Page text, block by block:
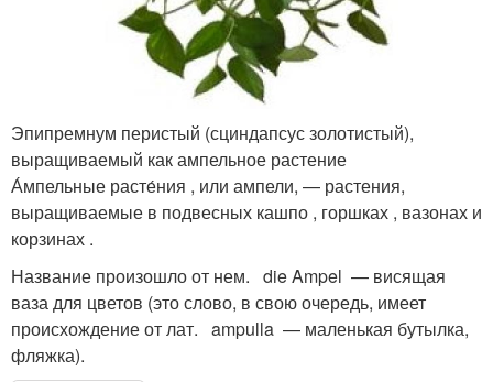
Эпипремнум перистый (сциндапсус золотистый),
выращиваемый как ампельное растение
А́мпельные расте́ния , или ампели, — растения,
выращиваемые в подвесных кашпо , горшках , вазонах и
корзинах .
Название произошло от нем. die Ampel — висящая
ваза для цветов (это слово, в свою очередь, имеет
происхождение от лат. ampulla — маленькая бутылка,
фляжка).